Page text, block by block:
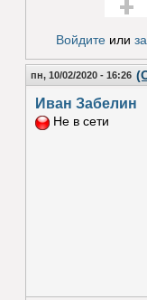
Войдитеили
пн, 10/02/2020 - 16:26
Иван Забелин
Не в сети